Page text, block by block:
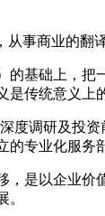
事商业的
基础上，
传统意义上
度调研及投
专业化服务
，是以企业
。